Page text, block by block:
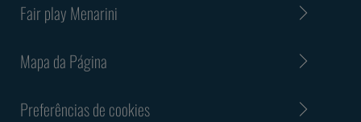
Fair play Menarini
Mapa da Página
Preferências de cookies